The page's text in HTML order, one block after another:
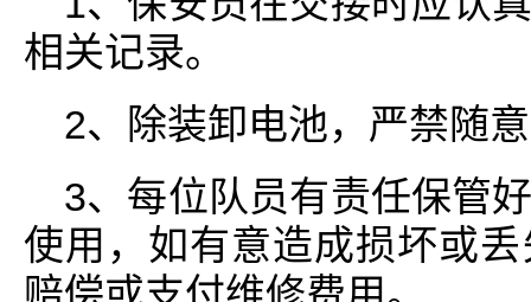
相关记录。
2、除装卸电池，严禁随
3、每位队员有责任保管
使用，如有意造成损坏或